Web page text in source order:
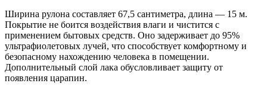
Ширина рулона составляет 67,5 сантиметра, длина — 15 м.
Покрытие не боится воздействия влаги и чистится с
применением бытовых средств. Оно задерживает до 95%
ультрафиолетовых лучей, что способствует комфортному и
безопасному нахождению человека в помещении.
Дополнительный слой лака обусловливает защиту от
появления царапин.